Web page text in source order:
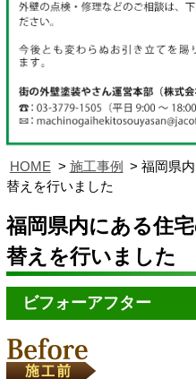
HOME 施工事例
福岡県
替えを行いました
福岡県内にある住
替えを行いました
ビフォーアフター